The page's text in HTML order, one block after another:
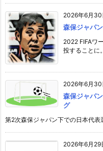
2026年6月30
森保ジャパ
2022 FIFAワ
投することに
2026年6月30
森保ジャパ
グ
第2次森保ジャパン下での日本代
2026年6月29